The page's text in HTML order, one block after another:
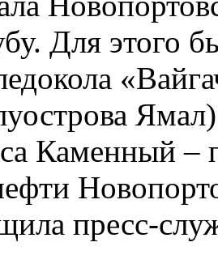
Для этого
Каменный –
пресс-